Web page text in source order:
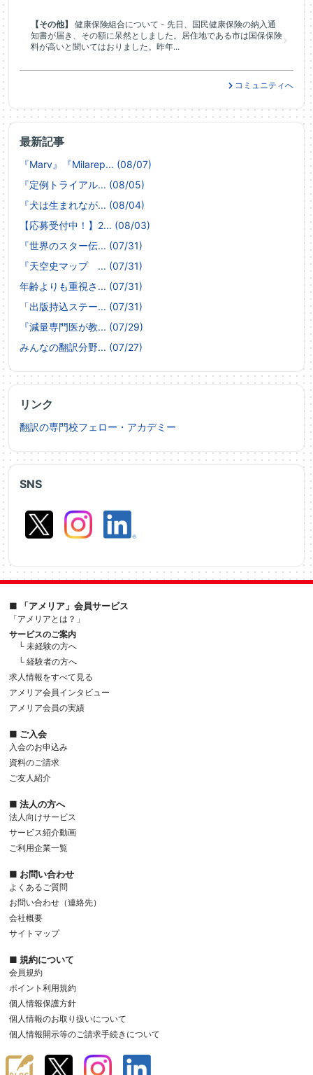
SNS
最新記事
『Marv』『Milarep... (08/07)
『定例トライアル... (08/05)
『犬は生まれなが... (08/04)
【応募受付中！】2... (08/03)
『世界のスター伝... (07/31)
『天空史マップ ... (07/31)
年齢よりも重視さ... (07/31)
「出版持込ステー... (07/31)
『減量専門医が教... (07/29)
みんなの翻訳分野... (07/27)
リンク
翻訳の専門校フェロー・アカデミー
【その他】
健康保険組合について - 先日、国民健康保険の納入通
知書が届き、その額に呆然としました。居住地である市は国保保険
料が高いと聞いてはおりました。昨年...
コミュニティへ
■ 「アメリア」会員サービス
「アメリアとは？」
サービスのご案内
└ 未経験の方へ
└ 経験者の方へ
求人情報をすべて見る
アメリア会員インタビュー
アメリア会員の実績
■ ご入会
入会のお申込み
資料のご請求
ご友人紹介
■ 法人の方へ
法人向けサービス
サービス紹介動画
ご利用企業一覧
■ お問い合わせ
よくあるご質問
お問い合わせ（連絡先）
会社概要
サイトマップ
■ 規約について
会員規約
ポイント利用規約
個人情報保護方針
個人情報のお取り扱いについて
個人情報開示等のご請求手続きについて